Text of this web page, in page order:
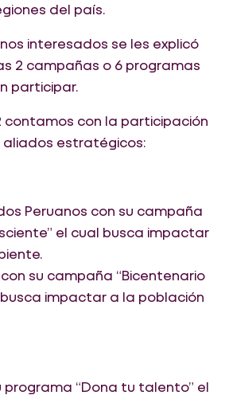
del país.
interesados se les explicó
2 campañas o 6 programas
participar.
contamos con la participación
aliados estratégicos:
Peruanos con su campaña
el cual busca impactar
su campaña “Bicentenario
busca impactar a la población
programa “Dona tu talento” el